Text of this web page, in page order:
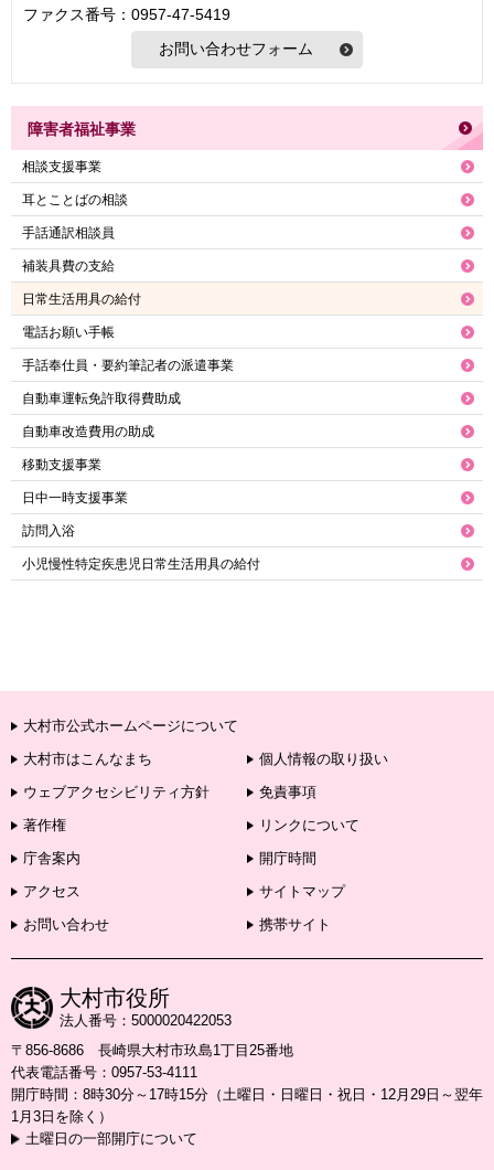
ファクス番号：0957-47-5419
障害者福祉事業
相談支援事業
耳とことばの相談
手話通訳相談員
補装具費の支給
日常生活用具の給付
電話お願い手帳
手話奉仕員・要約筆記者の派遣事業
自動車運転免許取得費助成
自動車改造費用の助成
移動支援事業
日中一時支援事業
訪問入浴
小児慢性特定疾患児日常生活用具の給付
大村市公式ホームページについて
大村市はこんなまち
個人情報の取り扱い
ウェブアクセシビリティ方針
免責事項
著作権
リンクについて
庁舎案内
開庁時間
アクセス
サイトマップ
お問い合わせ
携帯サイト
大村市役所
法人番号：5000020422053
〒856-8686 長崎県大村市玖島1丁目25番地
代表電話番号：0957-53-4111
開庁時間：8時30分～17時15分（土曜日・日曜日・祝日・12月29日～翌年
1月3日を除く）
土曜日の一部開庁について